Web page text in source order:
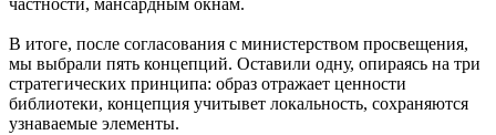
частности, мансардным окнам.
В итоге, после согласования с министерством просвещения,
мы выбрали пять концепций. Оставили одну, опираясь на три
стратегических принципа: образ отражает ценности
библиотеки, концепция учитывет локальность, сохраняются
узнаваемые элементы.